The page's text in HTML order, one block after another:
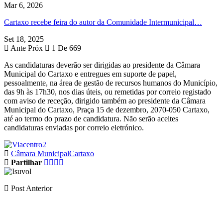
Mar 6, 2026
Cartaxo recebe feira do autor da Comunidade Intermunicipal…
Set 18, 2025
Ante Próx
1 De 669
As candidaturas deverão ser dirigidas ao presidente da Câmara
Municipal do Cartaxo e entregues em suporte de papel,
pessoalmente, na área de gestão de recursos humanos do Município,
das 9h às 17h30, nos dias úteis, ou remetidas por correio registado
com aviso de receção, dirigido também ao presidente da Câmara
Municipal do Cartaxo, Praça 15 de dezembro, 2070-050 Cartaxo,
até ao termo do prazo de candidatura. Não serão aceites
candidaturas enviadas por correio eletrónico.
Câmara MunicipalCartaxo
Partilhar
Post Anterior